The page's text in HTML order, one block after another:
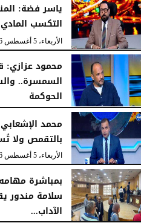
ياسر فضة:
التكسب
الأربعاء، 5 أغسطس 2026
محمود عزازي:
السمسرة..
الحوكمة
الأربعاء، 5 أغسطس 2026
محمد
بالتقمص ولا
الأربعاء، 5 أغسطس 2026
بمباشرة
سلامة مندور
الآداب...